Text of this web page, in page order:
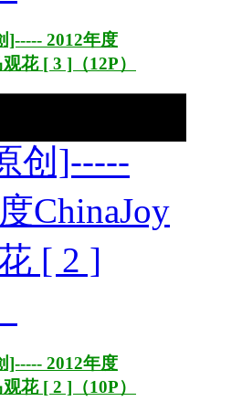
]----- 2012年度
花 [ 3 ]（12P）
]----- 2012年度
花 [ 2 ]（10P）